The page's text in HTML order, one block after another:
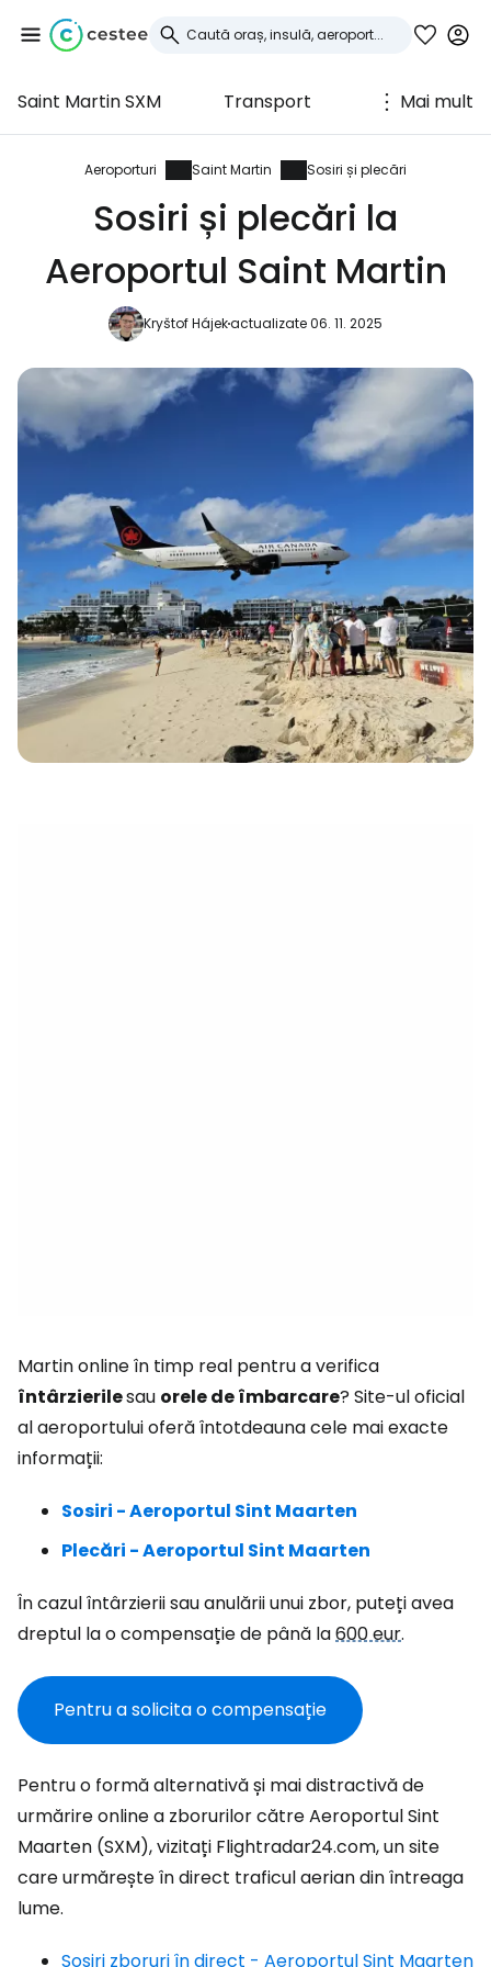
Saint Martin SXM Transport Mai mult
Aeroporturi Saint Martin Sosiri și plecări
Sosiri și plecări la
Aeroportul Saint Martin
Kryštof Hájekactualizate 06. 11. 2025
Martin online în timp real pentru a verifica
întârzierilesau orele de îmbarcare? Site-ul oficial
al aeroportului oferă întotdeauna cele mai exacte
informații:
Sosiri - Aeroportul Sint Maarten
Plecări - Aeroportul Sint Maarten
În cazul întârzierii sau anulării unui zbor, puteți avea
dreptul la o compensație de până la600 eur.
Pentru a solicita o compensație
Pentru o formă alternativă și mai distractivă de
urmărire online a zborurilor către Aeroportul Sint
Maarten (SXM), vizitați Flightradar24.com, un site
care urmărește în direct traficul aerian din întreaga
lume.
Sosiri zboruri în direct - Aeroportul Sint Maarten
Conectați-vă la
Cestee
... comunitatea mondială a călătorilor
Continuați cu Facebook
Continuați cu e-mailul